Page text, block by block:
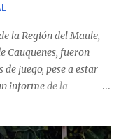
la Región del Maule,
Cauquenes, fueron
juego, pese a estar
informe de la
administran o